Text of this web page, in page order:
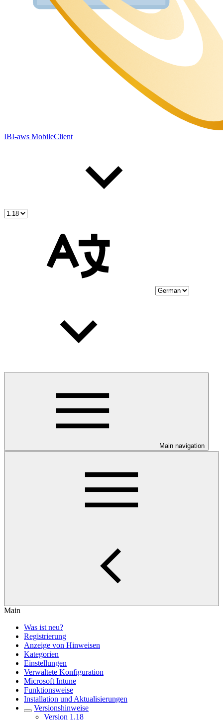
IBI-aws MobileClient
Main navigation
Main
Was ist neu?
Registrierung
Anzeige von Hinweisen
Kategorien
Einstellungen
Verwaltete Konfiguration
Microsoft Intune
Funktionsweise
Installation und Aktualisierungen
Versionshinweise
Version 1.18